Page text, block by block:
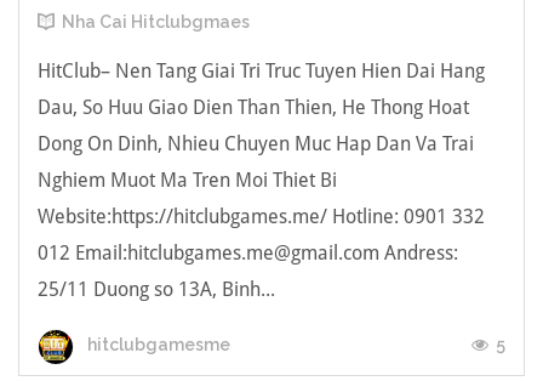
Nha Cai Hitclubgmaes
HitClub– Nen Tang Giai Tri Truc Tuyen Hien Dai Hang
Dau, So Huu Giao Dien Than Thien, He Thong Hoat
Dong On Dinh, Nhieu Chuyen Muc Hap Dan Va Trai
Nghiem Muot Ma Tren Moi Thiet Bi
Website:https://hitclubgames.me/ Hotline: 0901 332
012 Email:hitclubgames.me@gmail.com Andress:
25/11 Duong so 13A, Binh...
hitclubgamesme 5